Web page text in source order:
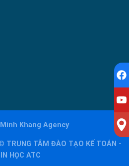
Minh Khang Agency
TRUNG TÂM ĐÀO TẠO KẾ TOÁN -
HỌC ATC